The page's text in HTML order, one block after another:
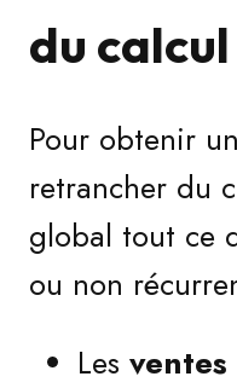
du calcul
Pour obtenir un
retrancher du
global tout ce
ou non
Les ventes